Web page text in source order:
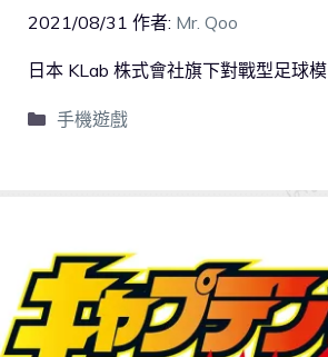
2021/08/31 作者: Mr. Qoo
日本 KLab 株式會社旗下對戰型足球模
手機遊戲